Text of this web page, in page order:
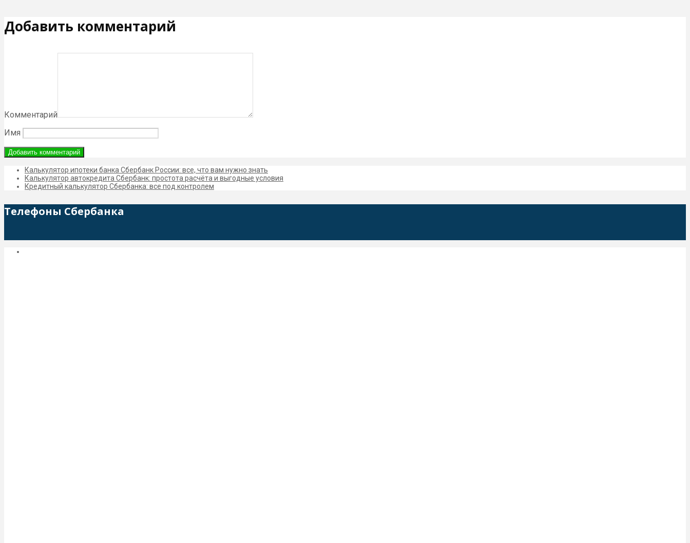
Добавить комментарий
Комментарий
Имя
Калькулятор ипотеки банка Сбербанк России: все, что вам нужно знать
Калькулятор автокредита Сбербанк: простота расчёта и выгодные условия
Кредитный калькулятор Сбербанка: все под контролем
Телефоны Сбербанка